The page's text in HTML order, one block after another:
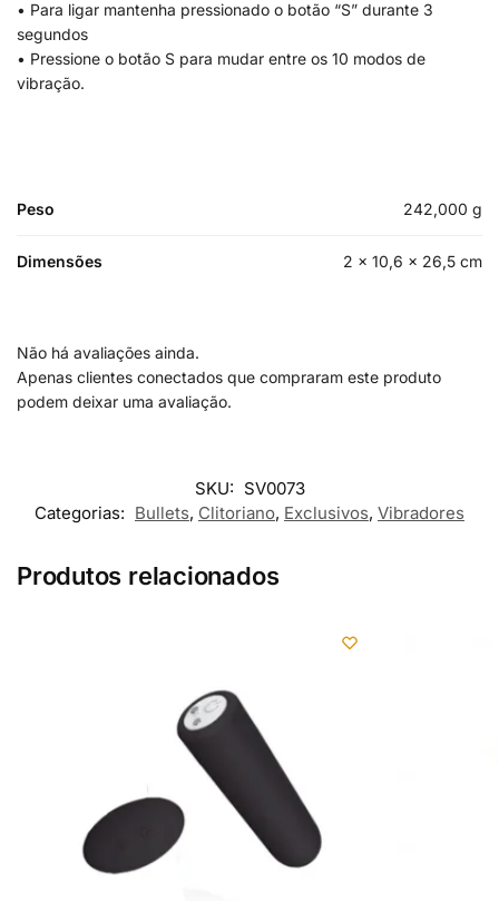
• Para ligar mantenha pressionado o botão “S” durante 3
segundos
• Pressione o botão S para mudar entre os 10 modos de
vibração.
Peso 242,000 g
Dimensões 2 × 10,6 × 26,5 cm
Não há avaliações ainda.
Apenas clientes conectados que compraram este produto
podem deixar uma avaliação.
SKU: SV0073
Categorias: Bullets, Clitoriano, Exclusivos, Vibradores
Produtos relacionados